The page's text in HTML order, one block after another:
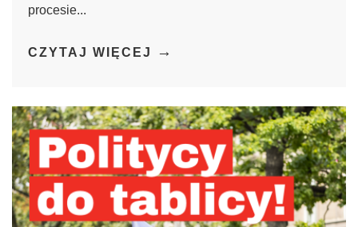
procesie...
CZYTAJ WIĘCEJ →